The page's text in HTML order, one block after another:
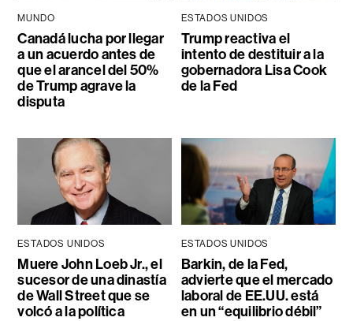
MUNDO
Canadá lucha por llegar
a un acuerdo antes de
que el arancel del 50%
de Trump agrave la
disputa
ESTADOS UNIDOS
Trump reactiva el
intento de destituir a la
gobernadora Lisa Cook
de la Fed
ESTADOS UNIDOS
Muere John Loeb Jr., el
sucesor de una dinastía
de Wall Street que se
volcó a la política
ESTADOS UNIDOS
Barkin, de la Fed,
advierte que el mercado
laboral de EE.UU. está
en un “equilibrio débil”